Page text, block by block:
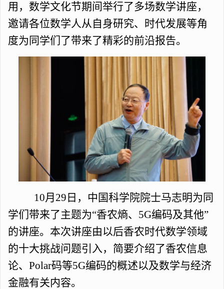
用，数学文化节期间举行了多场数学讲座，
邀请各位数学人从自身研究、时代发展等角
度为同学们了带来了精彩的前沿报告。
10月29日，中国科学院院士马志明为同
学们带来了主题为“香农熵、5G编码及其他”
的讲座。本次讲座由以后香农时代数学领域
的十大挑战问题引入，简要介绍了香农信息
论、Polar码等5G编码的概述以及数学与经济
金融有关内容。